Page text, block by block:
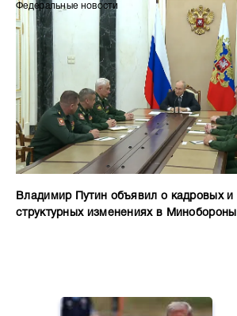
Федеральные новости
Владимир Путин объявил о кадровых и
структурных изменениях в Минобороны